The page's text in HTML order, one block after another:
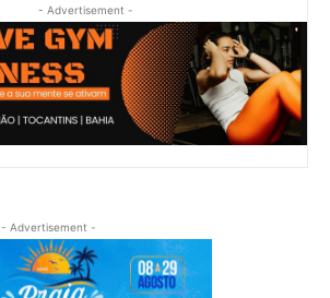
- Advertisement -
- Advertisement -